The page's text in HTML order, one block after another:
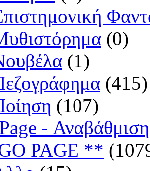
(0)
(1)
(415)
(107)
-
PAGE **